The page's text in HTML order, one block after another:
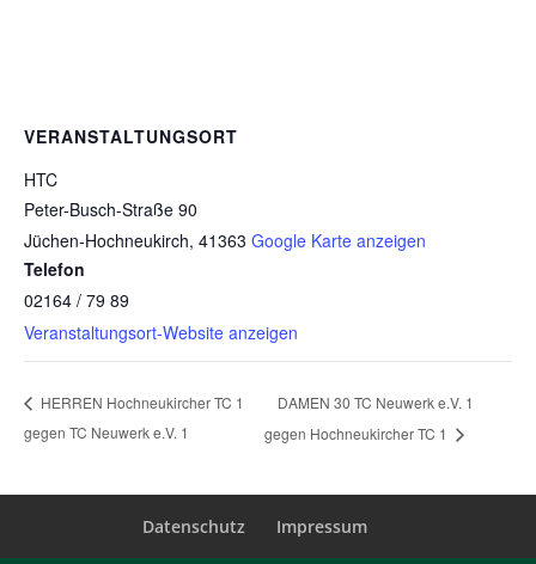
VERANSTALTUNGSORT
HTC
Peter-Busch-Straße 90
Jüchen-Hochneukirch, 41363 Google Karte anzeigen
Telefon
02164 / 79 89
Veranstaltungsort-Website anzeigen
HERREN Hochneukircher TC 1
gegen TC Neuwerk e.V. 1
DAMEN 30 TC Neuwerk e.V. 1
gegen Hochneukircher TC 1
Datenschutz Impressum